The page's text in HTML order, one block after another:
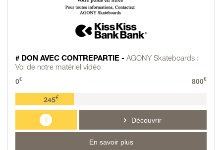
# DON AVEC CONTREPARTIE - AGONY Skateboards :
Vol de notre matériel vidéo
0€ 800€
245€
+ Découvrir
En savoir plus